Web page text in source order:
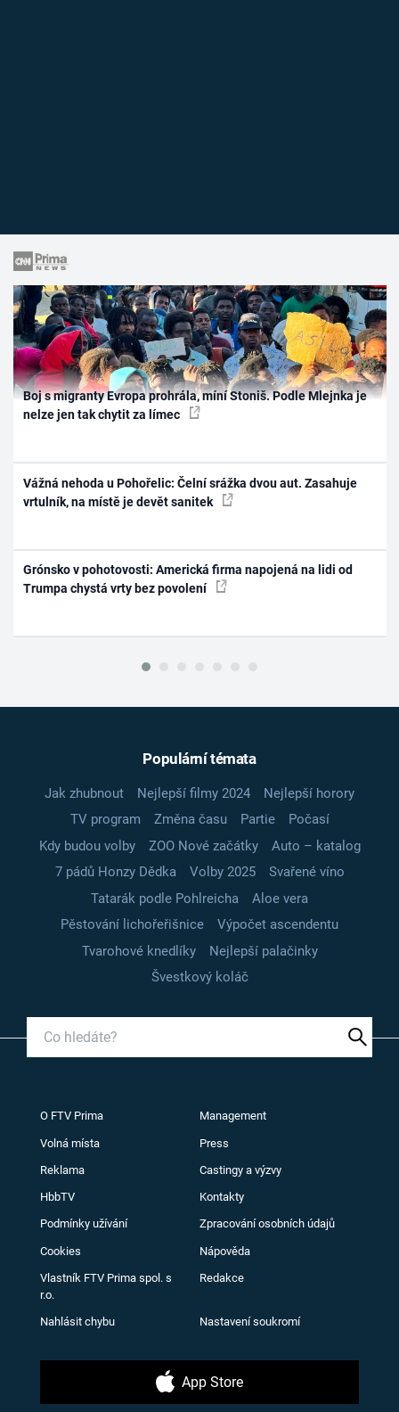
Boj s migranty Evropa prohrála, míní Stoniš. Podle Mlejnka je
nelze jen tak chytit za límec
Vážná nehoda u Pohořelic: Čelní srážka dvou aut. Zasahuje
vrtulník, na místě je devět sanitek
Grónsko v pohotovosti: Americká firma napojená na lidi od
Trumpa chystá vrty bez povolení
Populární témata
Jak zhubnout Nejlepší filmy 2024
Nejlepší horory
TV program
Změna času Partie
Počasí
Kdy budou volby
ZOO Nové začátky
Auto – katalog
7 pádů Honzy Dědka
Volby 2025
Svařené víno
Tatarák podle Pohlreicha
Aloe vera
Pěstování lichořeřišnice
Výpočet ascendentu
Tvarohové knedlíky
Nejlepší palačinky
Švestkový koláč
O FTV Prima Management
Volná místa Press
Reklama Castingy a výzvy
HbbTV Kontakty
Podmínky užívání Zpracování osobních údajů
Cookies Nápověda
Vlastník FTV Prima spol. s
r.o.
Redakce
Nahlásit chybu Nastavení soukromí
App Store